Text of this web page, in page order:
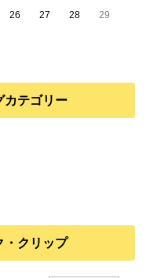
26 27 28 29
カテゴリー
・クリップ